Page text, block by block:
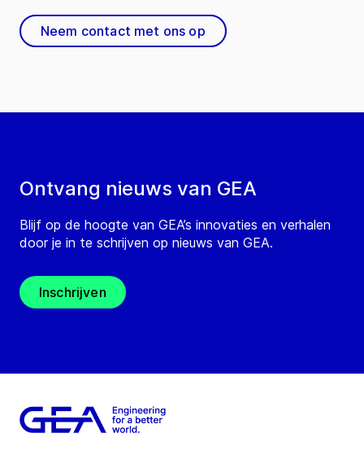
Ontvang nieuws van GEA
Blijf op de hoogte van GEA’s innovaties en verhalen
door je in te schrijven op nieuws van GEA.
Inschrijven
Neem contact met ons op